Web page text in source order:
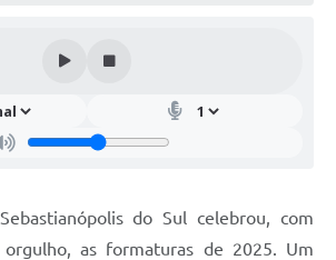
do Sul celebrou, com
as formaturas de 2025. Um